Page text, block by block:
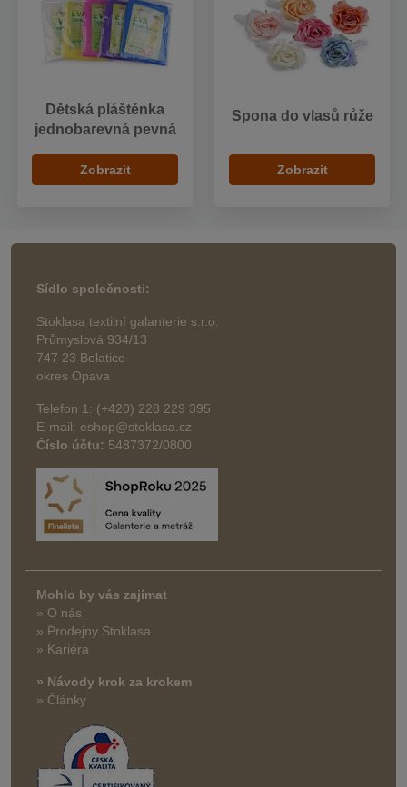
Dětská pláštěnka
jednobarevná pevná
Zobrazit
Spona do vlasů růže
Zobrazit
Sídlo společnosti:
Stoklasa textilní galanterie s.r.o.
Průmyslová 934/13
747 23 Bolatice
okres Opava
Telefon 1: (+420) 228 229 395
E-mail: eshop@stoklasa.cz
Číslo účtu: 5487372/0800
Mohlo by vás zajímat
» O nás
» Prodejny Stoklasa
» Kariéra
» Návody krok za krokem
» Články